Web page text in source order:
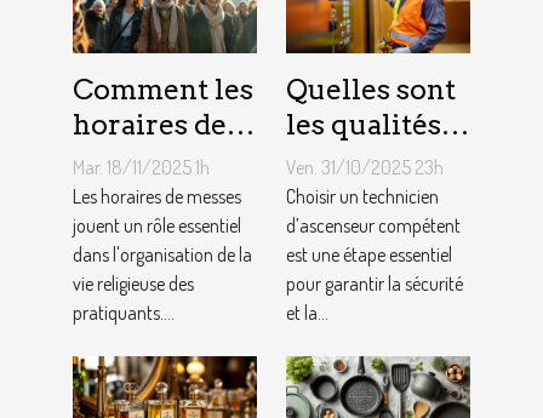
Comment les
horaires de
messes
facilitent la
vie des
pratiquants ?
Mar. 18/11/2025 1h
Les horaires de messes
jouent un rôle essentiel
dans l'organisation de la
vie religieuse des
pratiquants....
Quelles sont
les qualités à
rechercher
chez un
technicien
d’ascenseur ?
Ven. 31/10/2025 23h
Choisir un technicien
d’ascenseur compétent
est une étape essentiel
pour garantir la sécurité
et la...